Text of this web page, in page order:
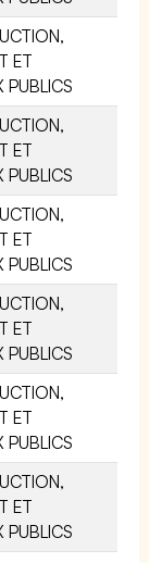
ET
PUBLICS
ET
PUBLICS
ET
PUBLICS
ET
PUBLICS
ET
PUBLICS
ET
PUBLICS